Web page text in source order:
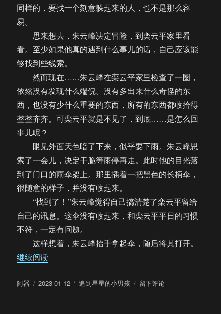
同样的，要找一个刻意躲起来的人，也不是那么容
易。
思来想去，朱云峰决定冒险，到栾云平家里看
看。至少如果他真的遇到什么事儿的话，自己应该能
够找到些线索。
然而现在……朱云峰在栾云平家里检查了一圈，
依然没有发现什么端倪。没有多出来什么奇怪的东
西，也没有少什么重要的东西，所有的东西都收拾得
整整齐齐。可栾云平就是不见了，到底……是怎么回
事儿呢？
眼见外面天色暗了下来，似乎要下雨。朱云峰思
索了一会儿，决定干脆等雨停再走。此时他的目光落
到了门口的雨伞架上。那里插着一把黑色的长柄伞，
很随意的样子，并没有收起来。
“找到了！”朱云峰觉得自己搞清楚了栾云平留给
自己的讯息。这伞没有收起来，和栾云平平日的习惯
不符，一定有问题。
这样想着，朱云峰抬手拿起伞，随后将其打开。
继续阅读“【饼四/AU】救命！这里有鬼！（一发完）”
作
阿器
发
2023-01-12
分
追到星星的小男孩
于
留下评论